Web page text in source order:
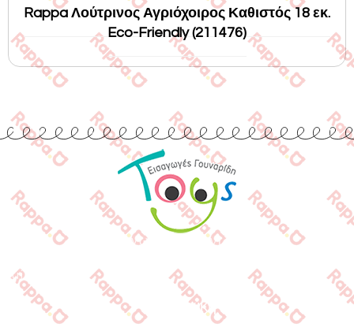
Rappa Λούτρινος Αγριόχοιρος Καθιστός 18 εκ.
Eco-Friendly (211476)
Εισαγωγές Παιχνιδιών
Quick Links
Αρχική